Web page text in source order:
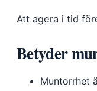
Att agera i tid
Betyder
Muntorrhet